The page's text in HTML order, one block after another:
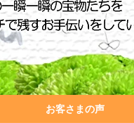
お客さまの声